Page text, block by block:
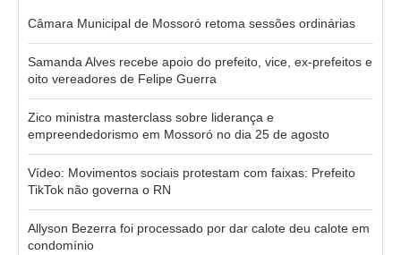
Câmara Municipal de Mossoró retoma sessões ordinárias
Samanda Alves recebe apoio do prefeito, vice, ex-prefeitos e
oito vereadores de Felipe Guerra
Zico ministra masterclass sobre liderança e
empreendedorismo em Mossoró no dia 25 de agosto
Vídeo: Movimentos sociais protestam com faixas: Prefeito
TikTok não governa o RN
Allyson Bezerra foi processado por dar calote deu calote em
condomínio